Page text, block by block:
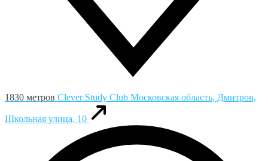
1830 метров Clever Study Club Московская область, Дмитров,
Школьная улица, 10